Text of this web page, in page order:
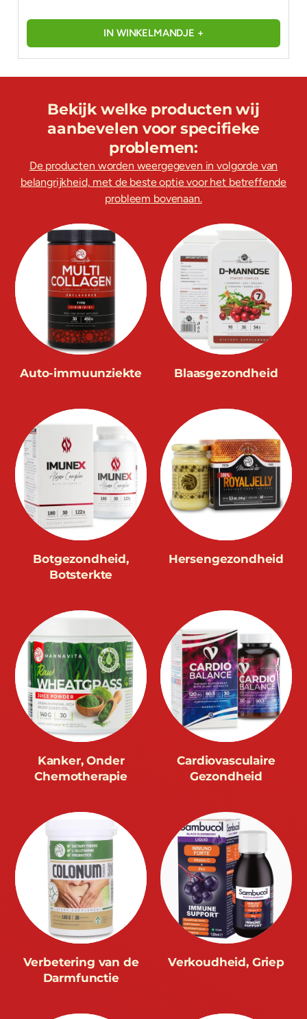
IN WINKELMANDJE +
Bekijk welke producten wij
aanbevelen voor specifieke
problemen:
De producten worden weergegeven in volgorde van
belangrijkheid, met de beste optie voor het betreffende
probleem bovenaan.
Auto-immuunziekte Blaasgezondheid
Botgezondheid,
Botsterkte
Hersengezondheid
Kanker, Onder
Chemotherapie
Cardiovasculaire
Gezondheid
Verbetering van de
Darmfunctie
Verkoudheid, Griep